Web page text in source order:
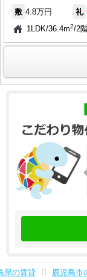
敷 4.8万円 礼
1LDK/36.4m2/2
県の賃貸 鹿児島市